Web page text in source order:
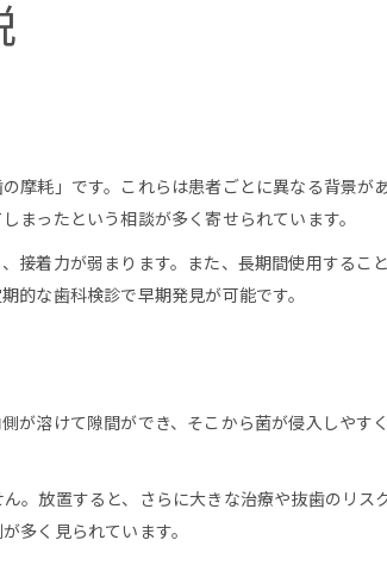
スク
因に
リスク
を歯医者が解説
の関係性
影響
イミング
摩耗」です。これらは患者ごとに異なる背景が
まったという相談が多く寄せられています。
接着力が弱まります。また、長期間使用するこ
的な歯科検診で早期発見が可能です。
溶けて隙間ができ、そこから菌が侵入しやす
。放置すると、さらに大きな治療や抜歯のリス
多く見られています。